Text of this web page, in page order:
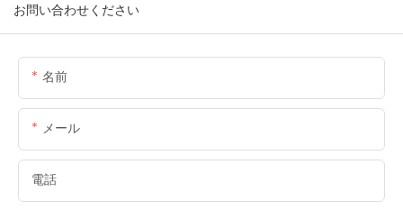
お問い合わせください
名前
メール
電話